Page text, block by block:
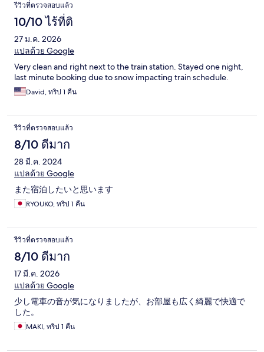
รีวิวที่ตรวจสอบแล้ว
10/10 ไร้ที่ติ
27 ม.ค. 2026
แปลด้วย Google
Very clean and right next to the train station. Stayed one night,
last minute booking due to snow impacting train schedule.
David, ทริป 1 คืน
รีวิวที่ตรวจสอบแล้ว
8/10 ดีมาก
28 มี.ค. 2024
แปลด้วย Google
また宿泊したいと思います
RYOUKO, ทริป 1 คืน
รีวิวที่ตรวจสอบแล้ว
8/10 ดีมาก
17 มี.ค. 2026
แปลด้วย Google
少し電車の音が気になりましたが、お部屋も広く綺麗で快適で
した。
MAKI, ทริป 1 คืน